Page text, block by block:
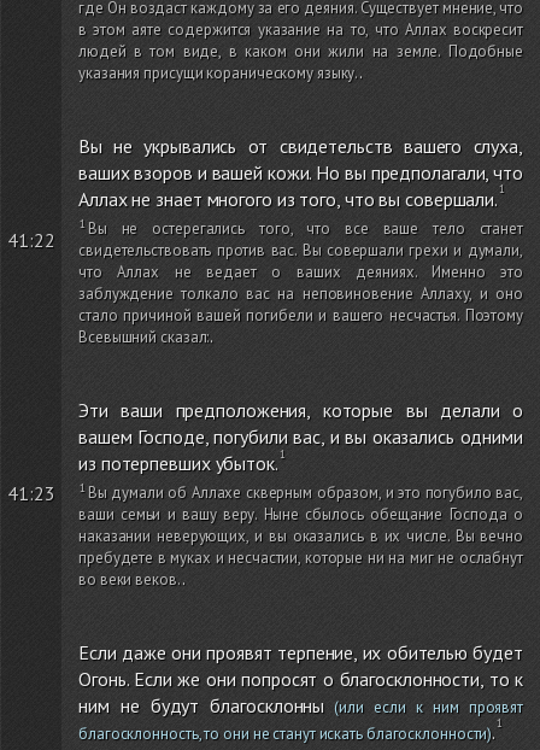
где Он воздаст каждому за его деяния. Существует мнение, что
в этом аяте содержится указание на то, что Аллах воскресит
людей в том виде, в каком они жили на земле. Подобные
указания присущи кораническому языку..
41:22
Вы не укрывались от свидетельств вашего слуха,
ваших взоров и вашей кожи. Но вы предполагали, что
Аллах не знает многого из того, что вы совершали.
Вы не остерегались того, что все ваше тело станет
свидетельствовать против вас. Вы совершали грехи и думали,
что Аллах не ведает о ваших деяниях. Именно это
заблуждение толкало вас на неповиновение Аллаху, и оно
стало причиной вашей погибели и вашего несчастья. Поэтому
Всевышний сказал:.
41:23
Эти ваши предположения, которые вы делали о
вашем Господе, погубили вас, и вы оказались одними
из потерпевших убыток.
Вы думали об Аллахе скверным образом, и это погубило вас,
ваши семьи и вашу веру. Ныне сбылось обещание Господа о
наказании неверующих, и вы оказались в их числе. Вы вечно
пребудете в муках и несчастии, которые ни на миг не ослабнут
во веки веков..
Если даже они проявят терпение, их обителью будет
Огонь. Если же они попросят о благосклонности, то к
ним не будут благосклонны (или если к ним проявят
благосклонность, то они не станут искать благосклонности).